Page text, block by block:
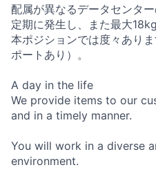
配属が異なるデータセンタ
定期に発生し、また最大
本ポジションでは度々あり
ポートあり）。
A day in the life
We provide items to our
and in a timely manner.
You will work in a diverse
environment.